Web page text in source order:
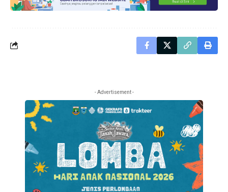
- Advertisement -